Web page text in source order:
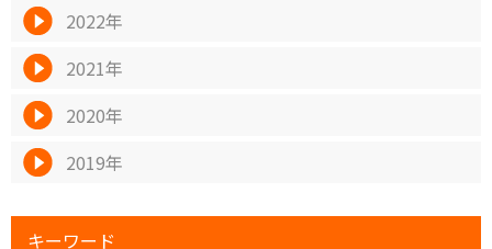
2022年
2021年
2020年
2019年
キーワード